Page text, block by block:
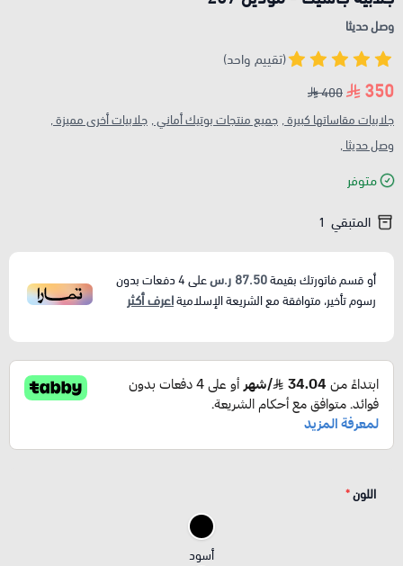
وصل حديثا
(تقييم واحد)
350
400
جلابيات مقاساتها كبيرة , جميع منتجات بوتيك أماني , جلابيات أخرى مميزة ,
وصل حديثا ,
متوفر
المتبقي 1
أو قسم فاتورتك بقيمة87.50 ر.س على4دفعات بدون
رسوم تأخير، متوافقة مع الشريعة الإسلاميةاعرف أكثر
اللون*
أسود